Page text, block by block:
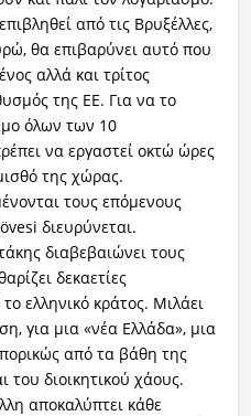
από τις Βρυξέλλες,
θα επιβαρύνει αυτό που
αλλά και τρίτος
της ΕΕ. Για να το
όλων των 10
να εργαστεί οκτώ ώρες
της χώρας.
τους επόμενους
διευρύνεται.
διαβεβαιώνει τους
δεκαετίες
ελληνικό κράτος. Μιλάει
για μια «νέα Ελλάδα», μια
από τα βάθη της
του διοικητικού χάους.
αποκαλύπτει κάθε